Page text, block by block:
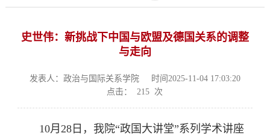
史世伟：新挑战下中国与欧盟及德国关系的调整
与走向
发表人：政治与国际关系学院
时间2025-11-04 17:03:20
点击：
215 次
10月28日，我院“政国大讲堂”系列学术讲座